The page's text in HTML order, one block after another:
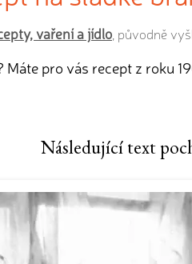
vaření a jídlo , původně
pro vás recept z roku
Následující text